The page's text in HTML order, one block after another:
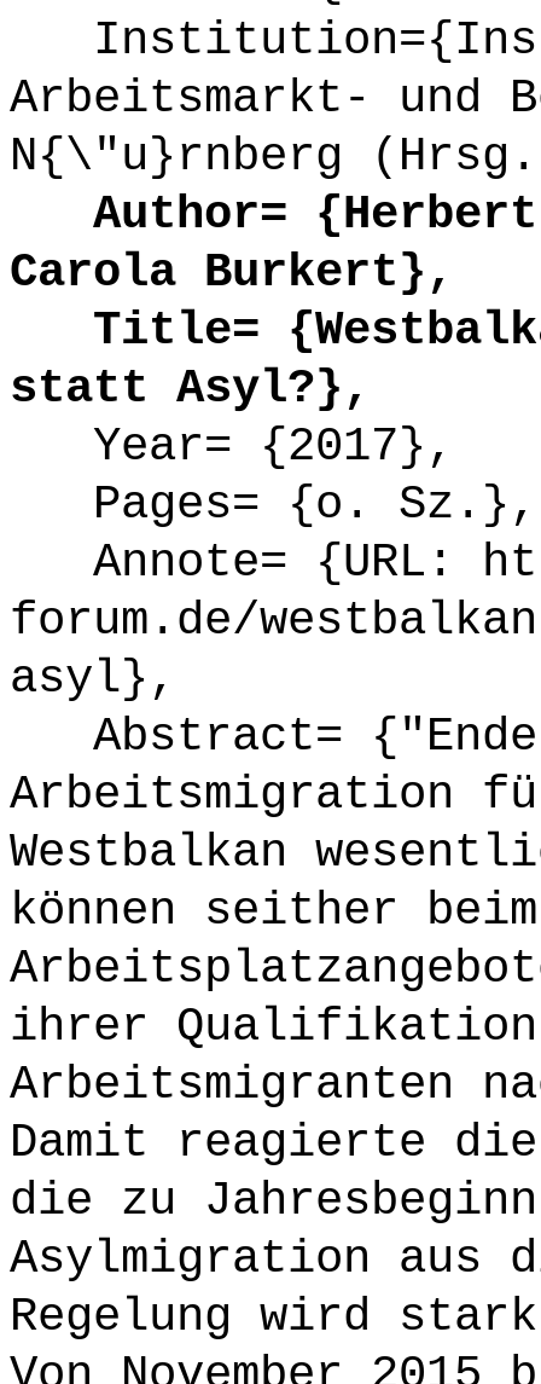
Arbeitsmarkt- und
N{\"u}rnberg
Author=
Carola Burkert},
Title=
statt Asyl?},
Year= {2017},
Pages= {o. Sz.},
Annote= {URL:
forum.de/
asyl},
Abstract= {"Ende
Arbeitsmigration für
Westbalkan
können seither
ihrer
Arbeitsmigranten
Damit reagierte
die zu
Asylmigration aus
Regelung wird stark